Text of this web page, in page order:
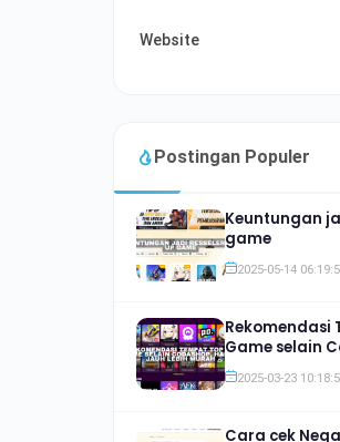
Website
Postingan Populer
Keuntungan
game
2025-05-14
Rekomendasi
Game selain
Jauh lebih
2025-03-23
Cara cek